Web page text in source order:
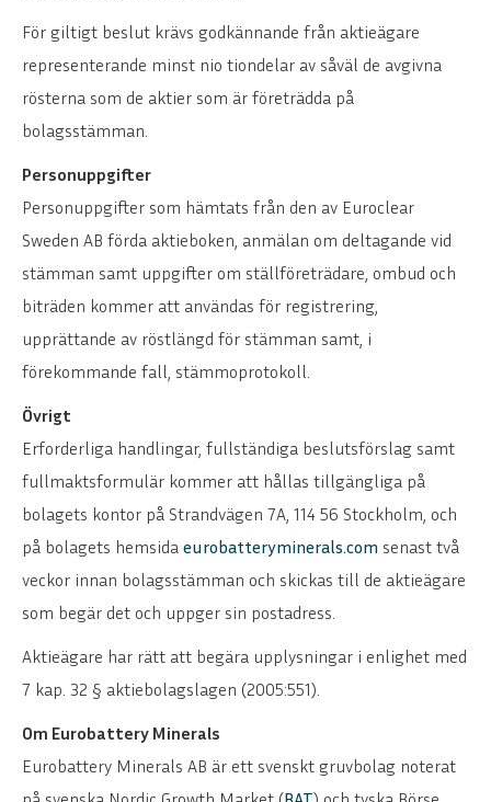
För giltigt beslut krävs godkännande från aktieägare
representerande minst nio tiondelar av såväl de avgivna
rösterna som de aktier som är företrädda på
bolagsstämman.
Personuppgifter
Personuppgifter som hämtats från den av Euroclear
Sweden AB förda aktieboken, anmälan om deltagande vid
stämman samt uppgifter om ställföreträdare, ombud och
biträden kommer att användas för registrering,
upprättande av röstlängd för stämman samt, i
förekommande fall, stämmoprotokoll.
Övrigt
Erforderliga handlingar, fullständiga beslutsförslag samt
fullmaktsformulär kommer att hållas tillgängliga på
bolagets kontor på Strandvägen 7A, 114 56 Stockholm, och
på bolagets hemsida eurobatteryminerals.com senast två
veckor innan bolagsstämman och skickas till de aktieägare
som begär det och uppger sin postadress.
Aktieägare har rätt att begära upplysningar i enlighet med
7 kap. 32 § aktiebolagslagen (2005:551).
Om Eurobattery Minerals
Eurobattery Minerals AB är ett svenskt gruvbolag noterat